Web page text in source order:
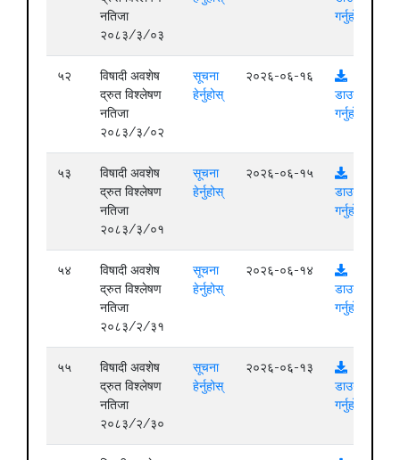
नतिजा
२०८३/३/०३
गर्नुहोस्
५२
विषादी अवशेष
द्रुत विश्लेषण
नतिजा
२०८३/३/०२
सूचना
हेर्नुहोस्
२०२६-०६-१६
डाउनलोड
गर्नुहोस्
५३
विषादी अवशेष
द्रुत विश्लेषण
नतिजा
२०८३/३/०१
सूचना
हेर्नुहोस्
२०२६-०६-१५
डाउनलोड
गर्नुहोस्
५४
विषादी अवशेष
द्रुत विश्लेषण
नतिजा
२०८३/२/३१
सूचना
हेर्नुहोस्
२०२६-०६-१४
डाउनलोड
गर्नुहोस्
५५
विषादी अवशेष
द्रुत विश्लेषण
नतिजा
२०८३/२/३०
सूचना
हेर्नुहोस्
२०२६-०६-१३
डाउनलोड
गर्नुहोस्